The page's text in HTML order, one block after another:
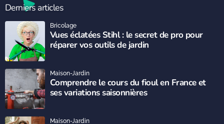
Derniers articles
Vues éclatées Stihl : le secret de pro pour
réparer vos outils de jardin
Bricolage
Comprendre le cours du fioul en France et
ses variations saisonnières
Maison-Jardin
Maison-Jardin